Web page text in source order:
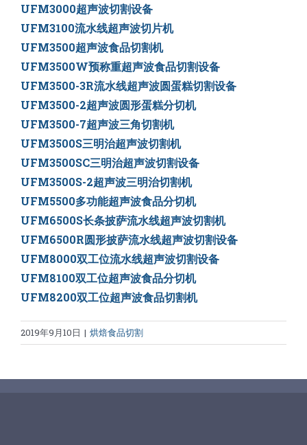
UFM3000超声波切割设备
UFM3100流水线超声波切片机
UFM3500超声波食品切割机
UFM3500W预称重超声波食品切割设备
UFM3500-3R流水线超声波圆蛋糕切割设备
UFM3500-2超声波圆形蛋糕分切机
UFM3500-7超声波三角切割机
UFM3500S三明治超声波切割机
UFM3500SC三明治超声波切割设备
UFM3500S-2超声波三明治切割机
UFM5500多功能超声波食品分切机
UFM6500S长条披萨流水线超声波切割机
UFM6500R圆形披萨流水线超声波切割设备
UFM8000双工位流水线超声波切割设备
UFM8100双工位超声波食品分切机
UFM8200双工位超声波食品切割机
2019年9月10日 | 烘焙食品切割